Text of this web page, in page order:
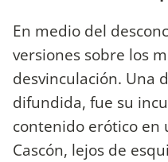
En medio del
versiones sobre los
desvinculación. Una
difundida, fue su
contenido erótico
Cascón, lejos de